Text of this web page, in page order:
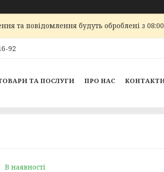
та повідомлення будуть оброблені з
92
ТА ПОСЛУГИ ПРО НАС
В наявності